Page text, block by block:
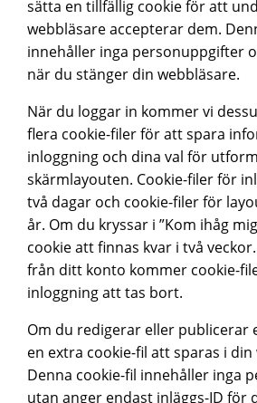
sätta en tillfällig cookie för att
webbläsare accepterar dem.
innehåller inga personuppgifter
när du stänger din webbläsare.
När du loggar in kommer vi
flera cookie-filer för att spara
inloggning och dina val för
skärmlayouten. Cookie-filer för
två dagar och cookie-filer för
år. Om du kryssar i ”Kom ihåg
cookie att finnas kvar i två
från ditt konto kommer cookie-
inloggning att tas bort.
Om du redigerar eller publicerar
en extra cookie-fil att sparas i din
Denna cookie-fil innehåller inga
utan anger endast inläggs-ID för